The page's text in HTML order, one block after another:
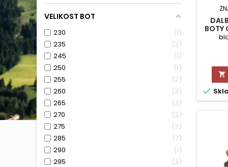
VELIKOST BOT
230
1
235
2
245
1
250
1
255
2
260
2
265
3
270
2
275
3
285
7
290
1
295
3
BOTY

